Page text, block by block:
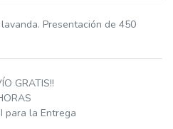
Presentación de 450
GRATIS!!
para la Entrega